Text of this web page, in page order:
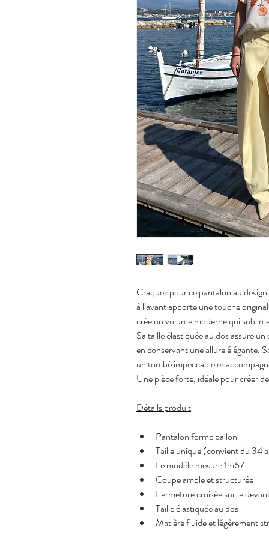
Craquez pour ce pantalon au
à l’avant apporte une touche
crée un volume moderne qui
Sa taille élastiquée au dos assure
en conservant une allure élégante.
un tombé impeccable et
Une pièce forte, idéale pour créer
Détails produit
Pantalon forme ballon
Taille unique (convient du 34
Le modèle mesure 1m67
Coupe ample et structurée
Fermeture croisée sur le
Taille élastiquée au dos
Matière fluide et légèrement